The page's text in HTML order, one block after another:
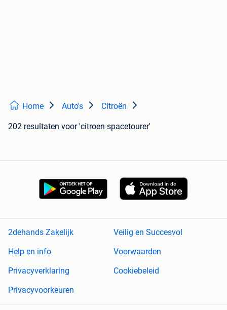
Home Auto's Citroën
202 resultaten voor 'citroen spacetourer'
2dehands Zakelijk
Veilig en Succesvol
Help en info
Voorwaarden
Privacyverklaring
Cookiebeleid
Privacyvoorkeuren